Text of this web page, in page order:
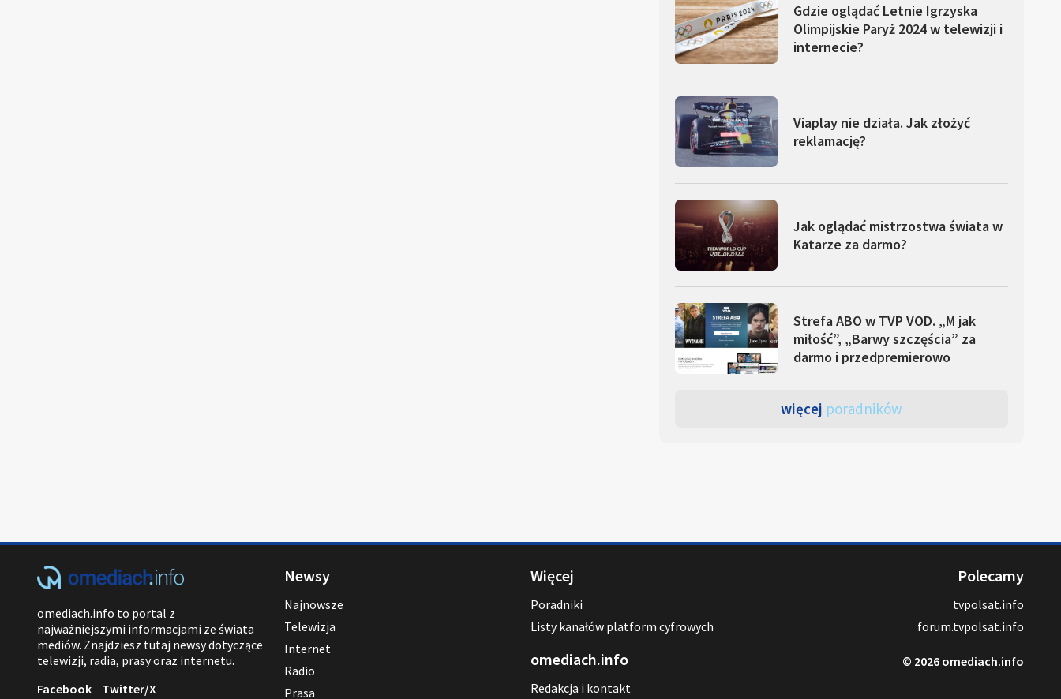
Gdzie oglądać Letnie Igrzyska
Olimpijskie Paryż 2024 w telewizji i
internecie?
Viaplay nie działa. Jak złożyć
reklamację?
Jak oglądać mistrzostwa świata w
Katarze za darmo?
Strefa ABO w TVP VOD. „M jak
miłość”, „Barwy szczęścia” za
darmo i przedpremierowo
więcej poradników
omediach.info to portal z
najważniejszymi informacjami ze świata
mediów. Znajdziesz tutaj newsy dotyczące
telewizji, radia, prasy oraz internetu.
Facebook
Twitter/X
Newsy
Najnowsze
Telewizja
Internet
Radio
Prasa
Więcej
Poradniki
Listy kanałów platform cyfrowych
omediach.info
Redakcja i kontakt
Polecamy
tvpolsat.info
forum.tvpolsat.info
© 2026 omediach.info